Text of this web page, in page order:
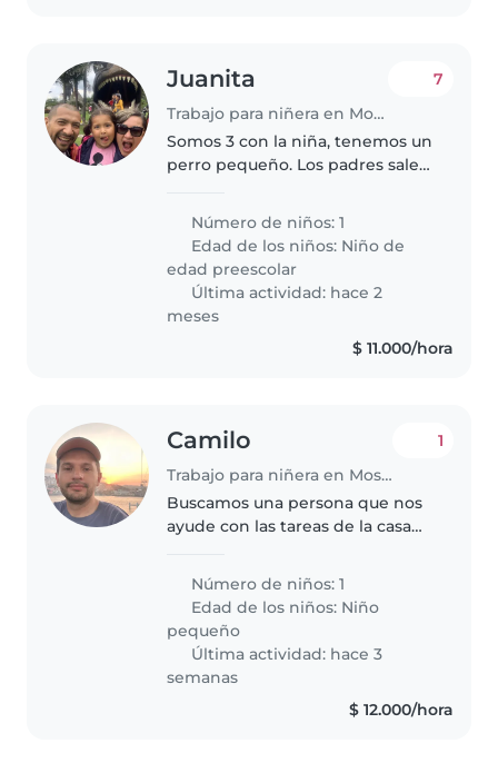
Juanita
Trabajo para niñera en Mosquera
7
Somos 3 con la niña, tenemos un
perro pequeño. Los padres salen
al llegar del colegio. Tenemos un
apto espacioso. Somos tranquilos
pero cuidosos..
Número de niños: 1
Edad de los niños: Niño de
edad preescolar
Última actividad: hace 2
meses
$ 11.000/hora
Camilo
Trabajo para niñera en Mosquera
1
Buscamos una persona que nos
ayude con las tareas de la casa
Número de niños: 1
Edad de los niños: Niño
pequeño
Última actividad: hace 3
semanas
$ 12.000/hora